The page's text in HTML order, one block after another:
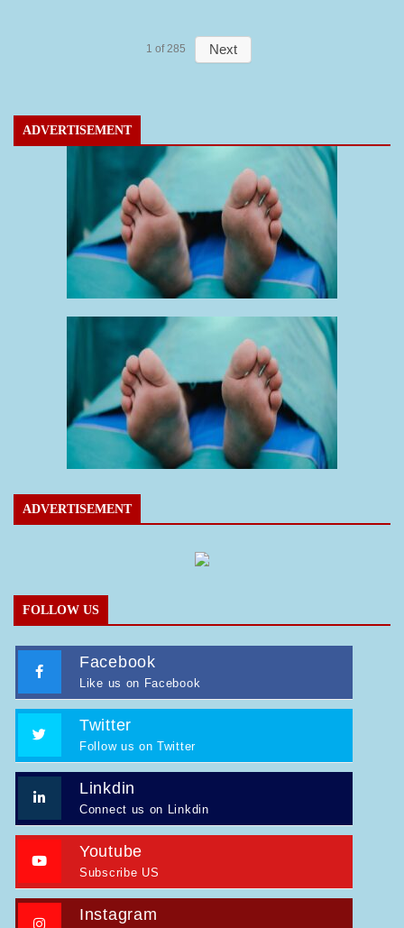
1 of 285 Next
ADVERTISEMENT
ADVERTISEMENT
FOLLOW US
Facebook
Like us on Facebook
Twitter
Follow us on Twitter
Linkdin
Connect us on Linkdin
Youtube
Subscribe US
Instagram